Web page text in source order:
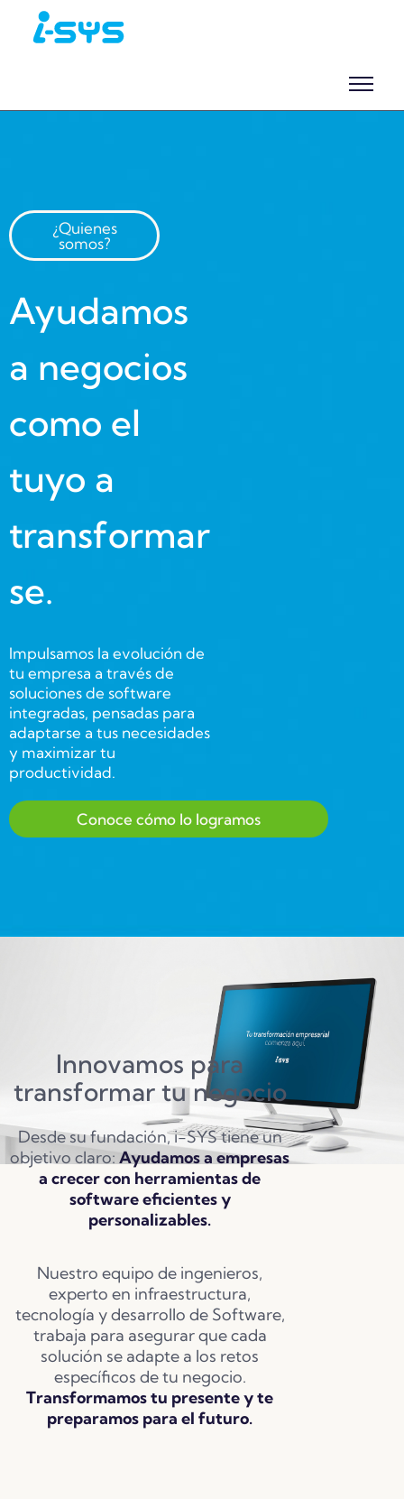
¿Quienes
somos?
Ayudamos
a negocios
como el
tuyo a
transformar
se.
Impulsamos la evolución de
tu empresa a través de
soluciones de software
integradas, pensadas para
adaptarse a tus necesidades
y maximizar tu
productividad.
Conoce cómo lo logramos
Innovamos para
transformar tu negocio
Desde su fundación, i-SYS tiene un
objetivo claro: Ayudamos a empresas
a crecer con herramientas de
software eficientes y
personalizables.
Nuestro equipo de ingenieros,
experto en infraestructura,
tecnología y desarrollo de Software,
trabaja para asegurar que cada
solución se adapte a los retos
específicos de tu negocio.
Transformamos tu presente y te
preparamos para el futuro.